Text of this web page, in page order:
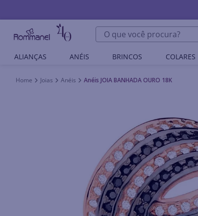
O que você procura?
ALIANÇAS ANÉIS BRINCOS COLARES
Joias Anéis Anéis JOIA BANHADA OURO 18K